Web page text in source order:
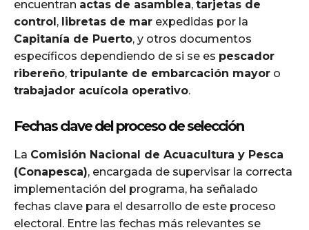
encuentran actas de asamblea, tarjetas de
control , libretas de mar expedidas por la
Capitanía de Puerto, y otros documentos
específicos dependiendo de si se es pescador
ribereño, tripulante de embarcación mayor o
trabajador acuícola operativo.
Fechas clave del proceso de selección
La Comisión Nacional de Acuacultura y Pesca
(Conapesca), encargada de supervisar la correcta
implementación del programa, ha señalado
fechas clave para el desarrollo de este proceso
electoral. Entre las fechas más relevantes se